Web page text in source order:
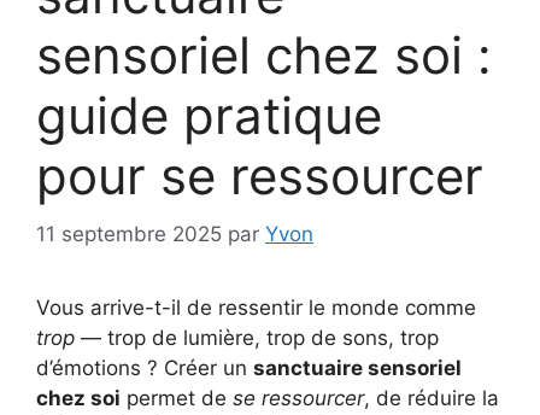
sensoriel chez soi :
guide pratique
pour se ressourcer
11 septembre 2025 par Yvon
Vous arrive-t-il de ressentir le monde comme
trop — trop de lumière, trop de sons, trop
d’émotions ? Créer un sanctuaire sensoriel
chez soi permet de se ressourcer, de réduire la